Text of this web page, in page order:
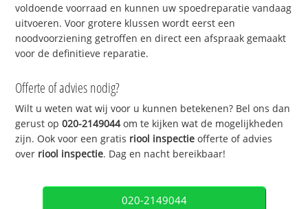
voldoende voorraad en kunnen uw spoedreparatie vandaag
uitvoeren. Voor grotere klussen wordt eerst een
noodvoorziening getroffen en direct een afspraak gemaakt
voor de definitieve reparatie.
Offerte of advies nodig?
Wilt u weten wat wij voor u kunnen betekenen? Bel ons dan
gerust op020-2149044om te kijken wat de mogelijkheden
zijn. Ook voor een gratis riool inspectie offerte of advies
over riool inspectie. Dag en nacht bereikbaar!
020-2149044